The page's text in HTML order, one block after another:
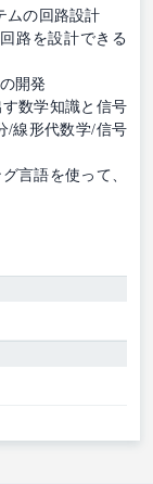
ムの回路設計
路を設計できる
開発
数学知識と信号
/線形代数学/信号
言語を使って、